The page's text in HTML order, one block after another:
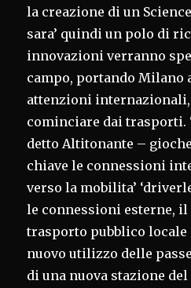
la creazione di un
sara’ quindi un polo di
innovazioni verranno
campo, portando Milano
attenzioni
cominciare dai trasporti.
detto Altitonante –
chiave le connessioni
verso la mobilita’
le connessioni esterne,
trasporto pubblico locale
nuovo utilizzo delle
di una nuova stazione